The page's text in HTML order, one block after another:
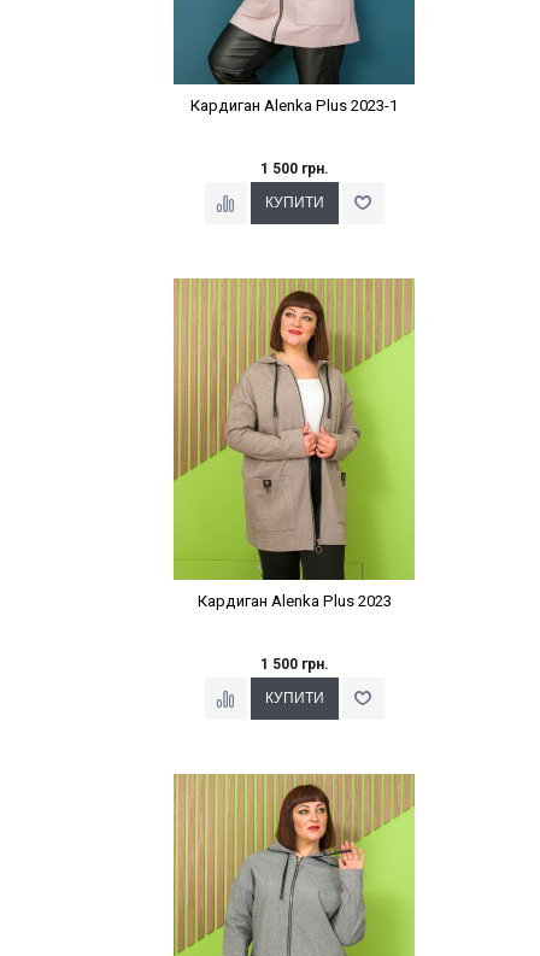
Кардиган Alenka Plus 2023-1
1 500 грн.
Наклейки Варіант з %
Кардиган Alenka Plus 2023
1 500 грн.
Наклейки Варіант з %